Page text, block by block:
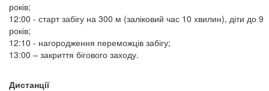
років;
12:00 - старт забігу на 300 м (заліковий час 10 хвилин), діти до 9
років;
12:10 - нагородження переможців забігу;
13:00 – закриття бігового заходу.
Дистанції